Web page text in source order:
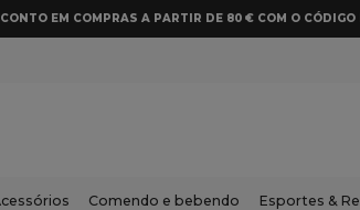
EM COMPRAS A PARTIR DE 80 € COM O
Comendo e bebendo Esportes &